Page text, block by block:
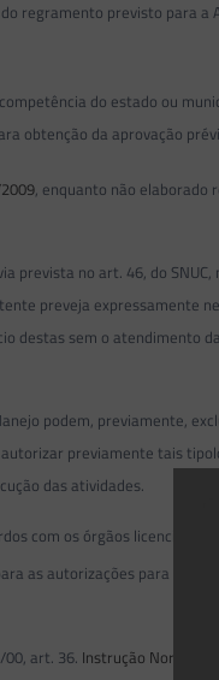
regramento previsto para a
do estado ou
obtenção da aprovação
, enquanto não elaborado
no art. 46, do SNUC,
preveja expressamente
destas sem o atendimento
podem, previamente,
previamente tais
das atividades.
com os órgãos
as autorizações para o
00, art. 36. Instrução